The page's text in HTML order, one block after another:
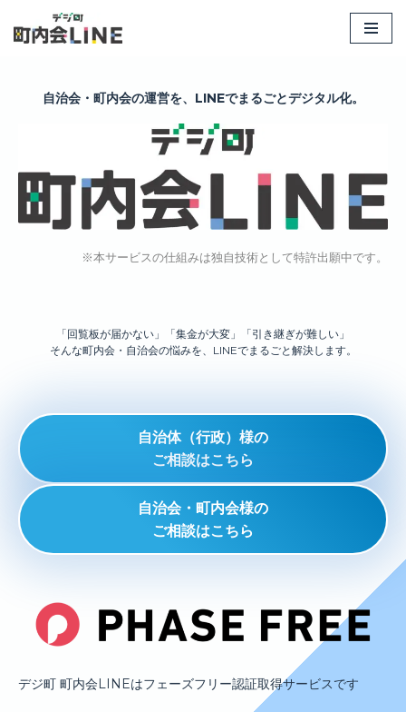
コ
自治会・町内会の運営を、LINEでまるごとデジタル化。
※本サービスの仕組みは独自技術として特許出願中です。
「回覧板が届かない」「集金が大変」「引き継ぎが難しい」
そんな町内会・自治会の悩みを、LINEでまるごと解決します。
自治体（行政）様の
ご相談はこちら
自治会・町内会様の
ご相談はこちら
デジ町 町内会LINEはフェーズフリー認証取得サービスです